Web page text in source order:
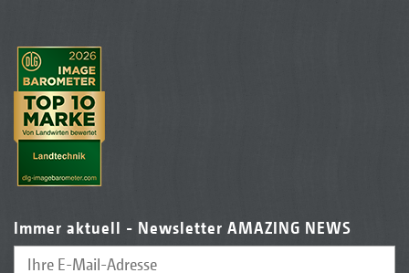
Immer aktuell - Newsletter AMAZING NEWS